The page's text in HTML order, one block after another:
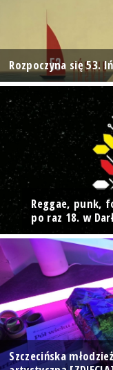
Rozpoczyna się 53.
Reggae, punk,
po raz 18. w
Szczecińska